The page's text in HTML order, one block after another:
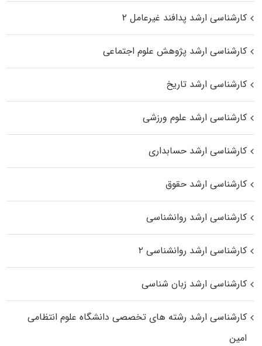
کارشناسی ارشد پدافند غیرعامل ۲
کارشناسی ارشد پژوهش علوم اجتماعی
کارشناسی ارشد تاریخ
کارشناسی ارشد علوم ورزشی
کارشناسی ارشد حسابداری
کارشناسی ارشد حقوق
کارشناسی ارشد روانشناسی
کارشناسی ارشد روانشناسی ۲
کارشناسی ارشد زبان شناسی
کارشناسی ارشد رﺷﺘﻪ ﻫﺎی تخصصی داﻧﺸﮕﺎه ﻋﻠﻮم انتظامی
اﻣﻴﻦ